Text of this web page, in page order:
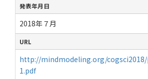
発表年月日
2018年７月
URL
http://mindmodeling.org/
1.pdf